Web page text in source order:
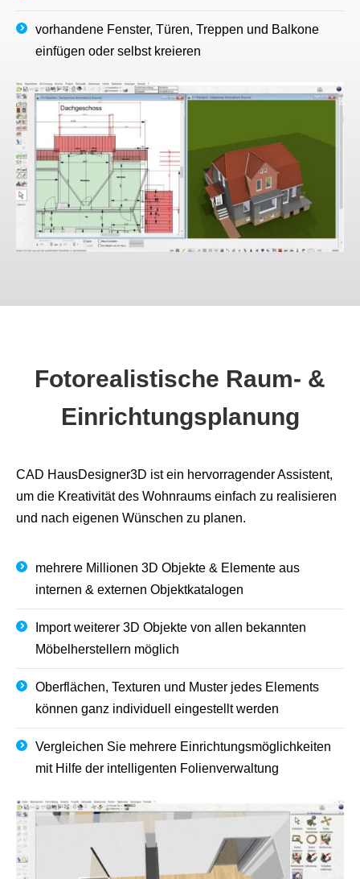
vorhandene Fenster, Türen, Treppen und Balkone
einfügen oder selbst kreieren
Fotorealistische Raum- &
Einrichtungsplanung
CAD HausDesigner3D ist ein hervorragender Assistent,
um die Kreativität des Wohnraums einfach zu realisieren
und nach eigenen Wünschen zu planen.
mehrere Millionen 3D Objekte & Elemente aus
internen & externen Objektkatalogen
Import weiterer 3D Objekte von allen bekannten
Möbelherstellern möglich
Oberflächen, Texturen und Muster jedes Elements
können ganz individuell eingestellt werden
Vergleichen Sie mehrere Einrichtungsmöglichkeiten
mit Hilfe der intelligenten Folienverwaltung